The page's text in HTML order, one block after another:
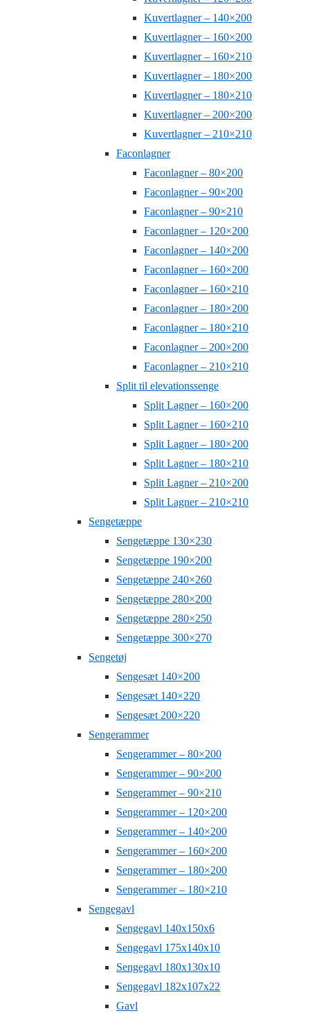
Kuvertlagner – 140×200
Kuvertlagner – 160×200
Kuvertlagner – 160×210
Kuvertlagner – 180×200
Kuvertlagner – 180×210
Kuvertlagner – 200×200
Kuvertlagner – 210×210
Faconlagner
Faconlagner – 80×200
Faconlagner – 90×200
Faconlagner – 90×210
Faconlagner – 120×200
Faconlagner – 140×200
Faconlagner – 160×200
Faconlagner – 160×210
Faconlagner – 180×200
Faconlagner – 180×210
Faconlagner – 200×200
Faconlagner – 210×210
Split til elevationssenge
Split Lagner – 160×200
Split Lagner – 160×210
Split Lagner – 180×200
Split Lagner – 180×210
Split Lagner – 210×200
Split Lagner – 210×210
Sengetæppe
Sengetæppe 130×230
Sengetæppe 190×200
Sengetæppe 240×260
Sengetæppe 280×200
Sengetæppe 280×250
Sengetæppe 300×270
Sengetøj
Sengesæt 140×200
Sengesæt 140×220
Sengesæt 200×220
Sengerammer
Sengerammer – 80×200
Sengerammer – 90×200
Sengerammer – 90×210
Sengerammer – 120×200
Sengerammer – 140×200
Sengerammer – 160×200
Sengerammer – 180×200
Sengerammer – 180×210
Sengegavl
Sengegavl 140x150x6
Sengegavl 175x140x10
Sengegavl 180x130x10
Sengegavl 182x107x22
Gavl